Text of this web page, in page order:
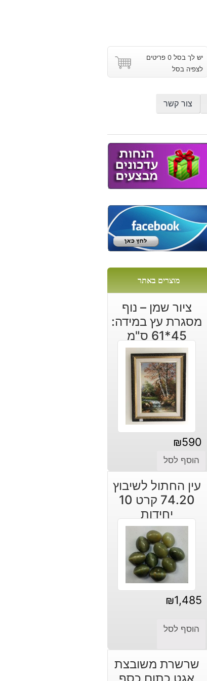
יש לך בסל 0 פריטים
לצפיה בסל
צור קשר
מוצרים באתר
ציור שמן – נוף
מסגרת עץ במידה:
45*61 ס"מ
₪590
הוסף לסל
עין החתול לשיבוץ
74.20 קרט 10
יחידות
₪1,485
הוסף לסל
שרשרת משובצת
אגט כתום כסף